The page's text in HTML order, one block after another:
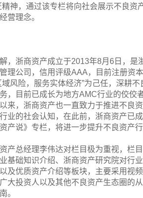
精神，通过该专栏将向社会展示不良
营理念。
，浙商资产成立于2013年8月6日，是
理公司，信用评级AAA，目前注册资
域风险，服务实体经济”为己任，深耕
，目前已成长为地方AMC行业的佼佼者
来，浙商资产也一直致力于推进不良
业的社会认知，在此前，浙商资产已
产说》专栏，将进一步提升不良资产
产总经理李伟达对栏目极为重视，栏
基础知识介绍、浙商资产研究院对行
及优质资产介绍等板块，主要采用视
大投资人以及其他不良资产生态圈的
。